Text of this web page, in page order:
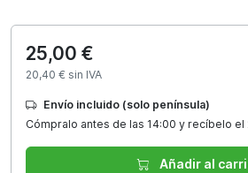
25,00 €
20,40 € sin IVA
Envío incluido (solo península)
Cómpralo antes de las 14:00 y recíbelo el
Añadir al